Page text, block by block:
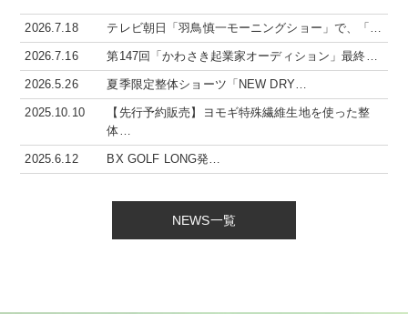
2026.7.18 テレビ朝日「羽鳥慎一モーニングショー」で、「…
2026.7.16 第147回「かわさき起業家オーディション」最終…
2026.5.26 夏季限定整体ショーツ「NEW DRY…
2025.10.10
【先行予約販売】ヨモギ特殊繊維生地を使った整
体…
2025.6.12 BX GOLF LONG発…
NEWS一覧